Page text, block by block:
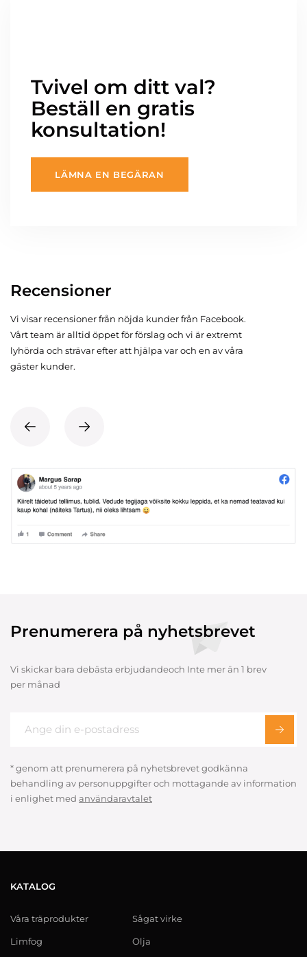
Tvivel om ditt val?
Beställ en gratis
konsultation!
LÄMNA EN BEGÄRAN
Recensioner
Vi visar recensioner från nöjda kunder från Facebook.
Vårt team är alltid öppet för förslag och vi är extremt
lyhörda och strävar efter att hjälpa var och en av våra
gäster kunder.
Prenumerera på nyhetsbrevet
Vi skickar bara debästa erbjudandeoch Inte mer än 1 brev
per månad
* genom att prenumerera på nyhetsbrevet godkänna
behandling av personuppgifter och mottagande av information
i enlighet med användaravtalet
KATALOG
Våra träprodukter
Limfog
Sågat virke
Olja